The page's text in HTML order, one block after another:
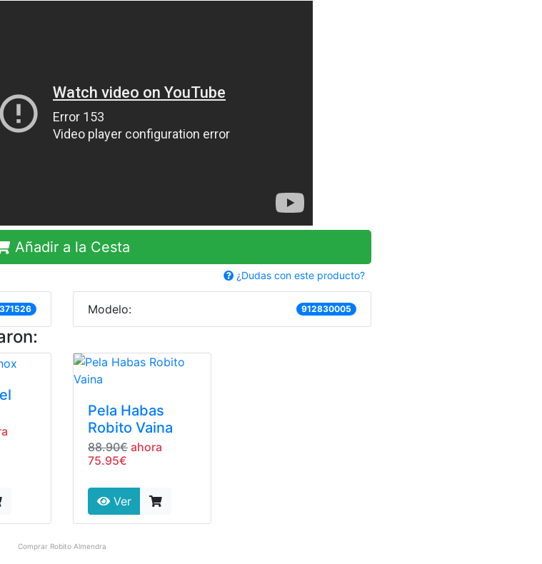
Añadir a la Cesta
¿Dudas con este producto?
Modelo: 912830005
Pela Habas
Robito Vaina
88.90€ ahora
75.95€
Ver
Comprar Robito Almendra